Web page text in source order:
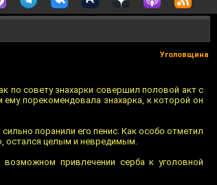
Уголовщина
по совету знахарки совершил половой акт с
порекомендовала знахарка, к которой он
поранили его пенис. Как особо отметил
остался целым и невредимым.
привлечении серба к уголовной